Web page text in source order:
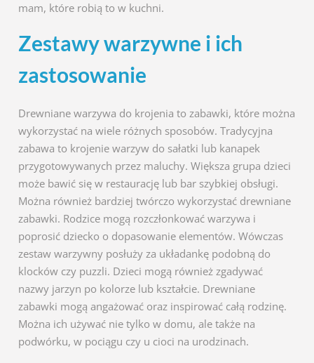
mam, które robią to w kuchni.
Zestawy warzywne i ich
zastosowanie
Drewniane warzywa do krojenia to zabawki, które można
wykorzystać na wiele różnych sposobów. Tradycyjna
zabawa to krojenie warzyw do sałatki lub kanapek
przygotowywanych przez maluchy. Większa grupa dzieci
może bawić się w restaurację lub bar szybkiej obsługi.
Można również bardziej twórczo wykorzystać drewniane
zabawki. Rodzice mogą rozczłonkować warzywa i
poprosić dziecko o dopasowanie elementów. Wówczas
zestaw warzywny posłuży za układankę podobną do
klocków czy puzzli. Dzieci mogą również zgadywać
nazwy jarzyn po kolorze lub kształcie. Drewniane
zabawki mogą angażować oraz inspirować całą rodzinę.
Można ich używać nie tylko w domu, ale także na
podwórku, w pociągu czy u cioci na urodzinach.